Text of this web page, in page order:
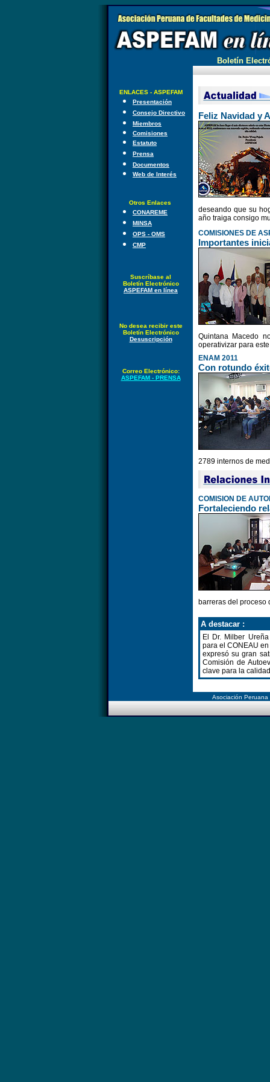
Boletín
ENLACES - ASPEFAM
Presentación
Consejo Directivo
Miembros
Comisiones
Estatuto
Prensa
Documentos
Web de Interés
Otros Enlaces
CONAREME
MINSA
OPS - OMS
CMP
Suscríbase al
Boletín Electrónico
ASPEFAM en línea
No desea recibir este
Boletín Electrónico
Desuscripción
Correo Electrónico:
ASPEFAM - PRENSA
Feliz Navidad y
deseando que su
año traiga consigo
COMISIONES DE
Importantes
Quintana Macedo
operativizar para
ENAM 2011
Con rotundo
2789 internos de
COMISION DE
Fortaleciendo
barreras del proceso
A destacar :
El Dr. Milber
para el CONEAU
expresó su gran
Comisión de
clave para la
Asociación Peruana